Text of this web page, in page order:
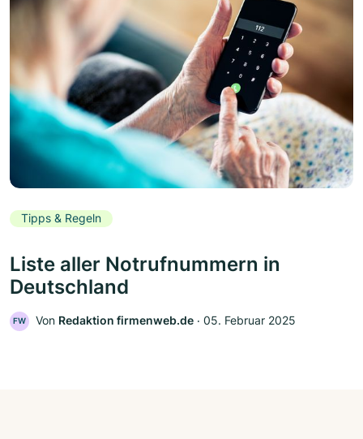
Tipps & Regeln
Liste aller Notrufnummern in
Deutschland
FW Von Redaktion firmenweb.de ‧ 05. Februar 2025